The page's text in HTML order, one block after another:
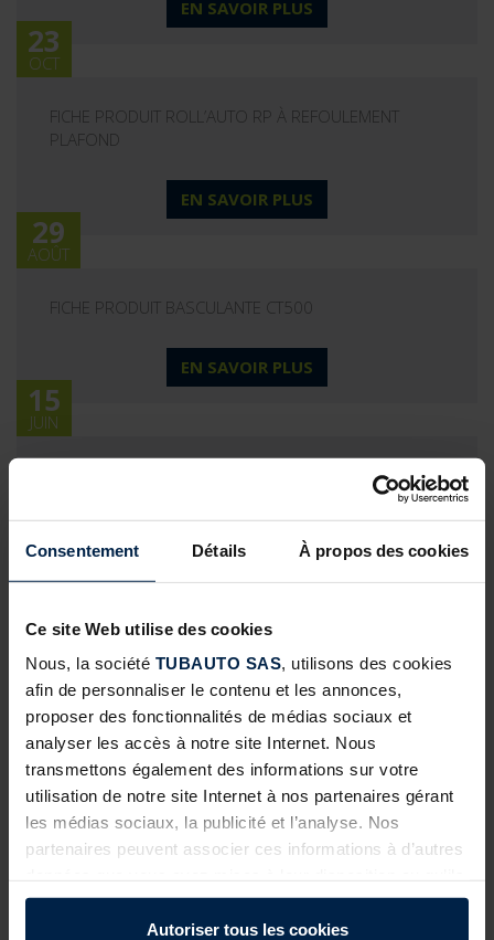
Consentement Détails À propos des cookies
Ce site Web utilise des cookies
Nous, la société TUBAUTO SAS, utilisons des cookies
afin de personnaliser le contenu et les annonces,
proposer des fonctionnalités de médias sociaux et
analyser les accès à notre site Internet. Nous
transmettons également des informations sur votre
utilisation de notre site Internet à nos partenaires gérant
les médias sociaux, la publicité et l’analyse. Nos
partenaires peuvent associer ces informations à d’autres
ont collectées dans le cadre de votre utilisation des
Autoriser tous les cookies
EN SAVOIR PLUS
23
OCT
FICHE PRODUIT ROLL’AUTO RP À REFOULEMENT
PLAFOND
EN SAVOIR PLUS
29
AOÛT
FICHE PRODUIT BASCULANTE CT500
EN SAVOIR PLUS
15
JUIN
15
JUIN
EN SAVOIR PLUS
15
JUIN
FICHE PRODUIT PROCOM 20-4
09